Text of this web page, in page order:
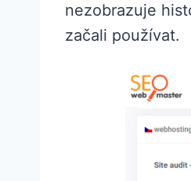
nezobrazuje
začali používat.